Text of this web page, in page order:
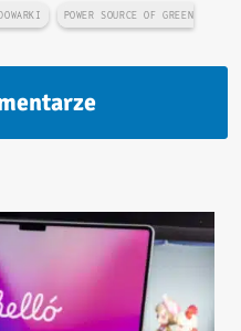
POWER SOURCE OF GREEN